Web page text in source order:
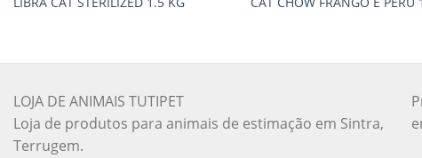
LOJA DE ANIMAIS TUTIPET
Loja de produtos para animais de estimação em Sintra,
Terrugem.